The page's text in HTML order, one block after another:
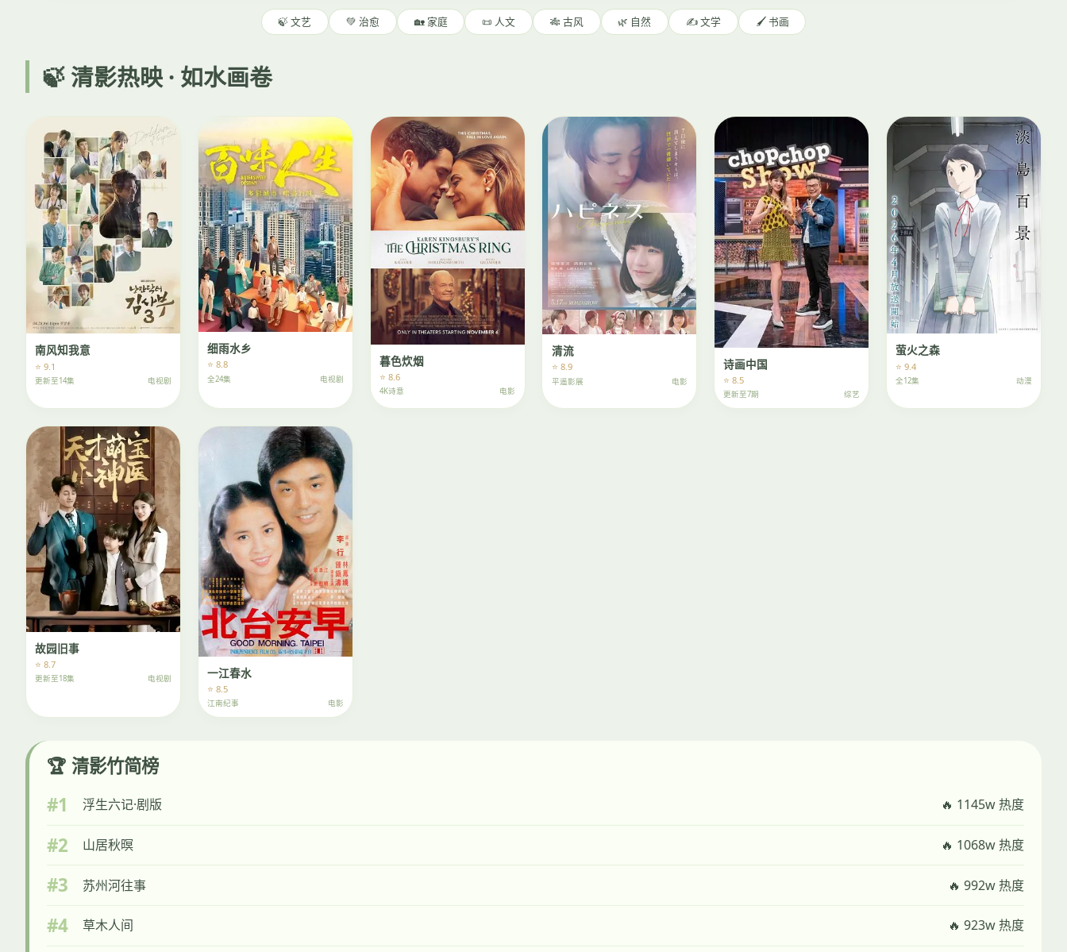
🍃 文艺 💚 治愈 🏡 家庭 📜 人文 🎋 古风 🌿 自然 ✍️ 文学 🖌️ 书画
🍃 清影热映 · 如水画卷
南风知我意
⭐ 9.1
更新至14集 电视剧
细雨水乡
⭐ 8.8
全24集 电视剧
暮色炊烟
⭐ 8.6
4K诗意 电影
清流
⭐ 8.9
平遥影展 电影
诗画中国
⭐ 8.5
更新至7期 综艺
萤火之森
⭐ 9.4
全12集 动漫
故园旧事
⭐ 8.7
更新至18集 电视剧 一江春水
⭐ 8.5
江南纪事 电影
🏆 清影竹简榜
#1
浮生六记·剧版 🔥 1145w 热度
#2 山居秋暝 🔥 1068w 热度
#3 苏州河往事 🔥 992w 热度
#4 草木人间 🔥 923w 热度